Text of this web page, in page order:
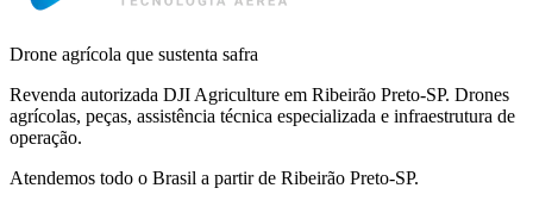
Drone agrícola que sustenta safra
Revenda autorizada DJI Agriculture em Ribeirão Preto-SP. Drones
agrícolas, peças, assistência técnica especializada e infraestrutura de
operação.
Atendemos todo o Brasil a partir de Ribeirão Preto-SP.